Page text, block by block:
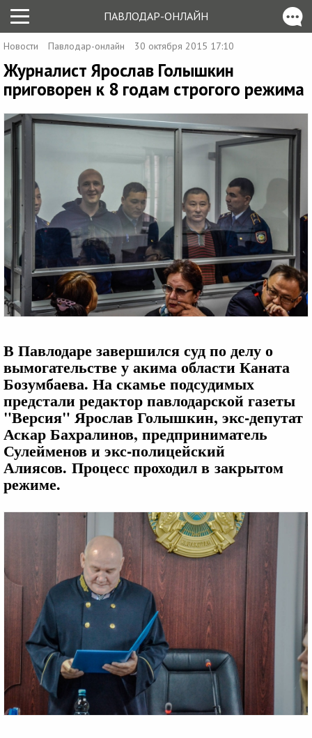
ПАВЛОДАР-ОНЛАЙН
Новости Павлодар-онлайн 30 октября 2015 17:10
Журналист Ярослав Голышкин
приговорен к 8 годам строгого режима
В Павлодаре завершился суд по делу о
вымогательстве у акима области Каната
Бозумбаева. На скамье подсудимых
предстали редактор павлодарской газеты
"Версия" Ярослав Голышкин, экс-депутат
Аскар Бахралинов, предприниматель
Сулейменов и экс-полицейский
Алиясов. Процесс проходил в закрытом
режиме.